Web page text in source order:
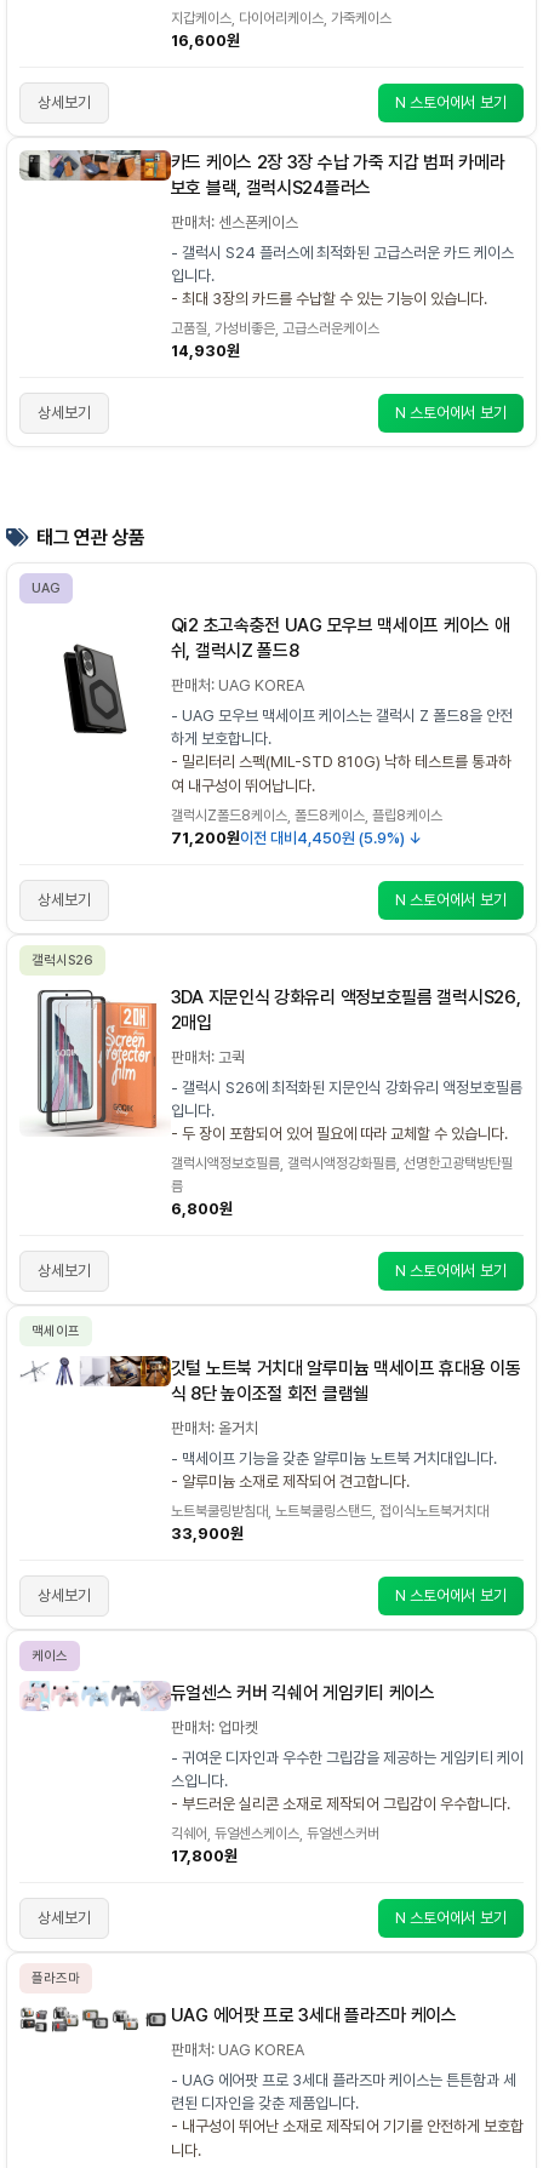
지갑케이스, 다이어리케이스, 가죽케이스
16,600원
상세보기 N 스토어에서 보기
카드 케이스 2장 3장 수납 가죽 지갑 범퍼 카메라
보호 블랙, 갤럭시S24플러스
판매처: 센스폰케이스
- 갤럭시 S24 플러스에 최적화된 고급스러운 카드 케이스
입니다.
- 최대 3장의 카드를 수납할 수 있는 기능이 있습니다.
고품질, 가성비좋은, 고급스러운케이스
14,930원
상세보기 N 스토어에서 보기
태그 연관 상품
UAG
Qi2 초고속충전 UAG 모우브 맥세이프 케이스 애
쉬, 갤럭시Z 폴드8
판매처: UAG KOREA
- UAG 모우브 맥세이프 케이스는 갤럭시 Z 폴드8을 안전
하게 보호합니다.
- 밀리터리 스펙(MIL-STD 810G) 낙하 테스트를 통과하
여 내구성이 뛰어납니다.
갤럭시Z폴드8케이스, 폴드8케이스, 플립8케이스
71,200원이전 대비 4,450원 (5.9%) ↓
상세보기 N 스토어에서 보기
갤럭시S26
3DA 지문인식 강화유리 액정보호필름 갤럭시S26,
2매입
판매처: 고퀵
- 갤럭시 S26에 최적화된 지문인식 강화유리 액정보호필름
입니다.
- 두 장이 포함되어 있어 필요에 따라 교체할 수 있습니다.
갤럭시액정보호필름, 갤럭시액정강화필름, 선명한고광택방탄필
름
6,800원
상세보기 N 스토어에서 보기
맥세이프
깃털 노트북 거치대 알루미늄 맥세이프 휴대용 이동
식 8단 높이조절 회전 클램쉘
판매처: 올거치
- 맥세이프 기능을 갖춘 알루미늄 노트북 거치대입니다.
- 알루미늄 소재로 제작되어 견고합니다.
노트북쿨링받침대, 노트북쿨링스탠드, 접이식노트북거치대
33,900원
상세보기 N 스토어에서 보기
케이스
듀얼센스 커버 긱쉐어 게임키티 케이스
판매처: 업마켓
- 귀여운 디자인과 우수한 그립감을 제공하는 게임키티 케이
스입니다.
- 부드러운 실리콘 소재로 제작되어 그립감이 우수합니다.
긱쉐어, 듀얼센스케이스, 듀얼센스커버
17,800원
상세보기 N 스토어에서 보기
플라즈마
UAG 에어팟 프로 3세대 플라즈마 케이스
판매처: UAG KOREA
- UAG 에어팟 프로 3세대 플라즈마 케이스는 튼튼함과 세
련된 디자인을 갖춘 제품입니다.
- 내구성이 뛰어난 소재로 제작되어 기기를 안전하게 보호합
니다.